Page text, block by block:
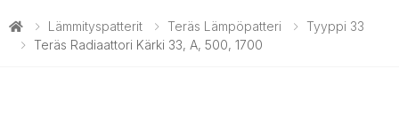
Lämmityspatterit Teräs Lämpöpatteri
Tyyppi 33
Teräs Radiaattori Kärki 33, A, 500, 1700